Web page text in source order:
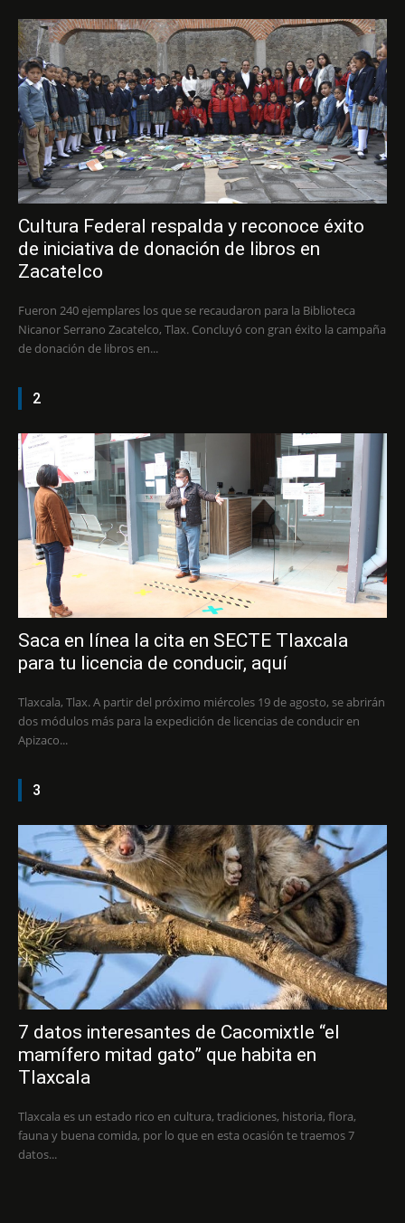
Cultura Federal respalda y reconoce éxito
de iniciativa de donación de libros en
Zacatelco
Fueron 240 ejemplares los que se recaudaron para la Biblioteca
Nicanor Serrano Zacatelco, Tlax. Concluyó con gran éxito la campaña
de donación de libros en...
2
Saca en línea la cita en SECTE Tlaxcala
para tu licencia de conducir, aquí
Tlaxcala, Tlax. A partir del próximo miércoles 19 de agosto, se abrirán
dos módulos más para la expedición de licencias de conducir en
Apizaco...
3
7 datos interesantes de Cacomixtle “el
mamífero mitad gato” que habita en
Tlaxcala
Tlaxcala es un estado rico en cultura, tradiciones, historia, flora,
fauna y buena comida, por lo que en esta ocasión te traemos 7
datos...